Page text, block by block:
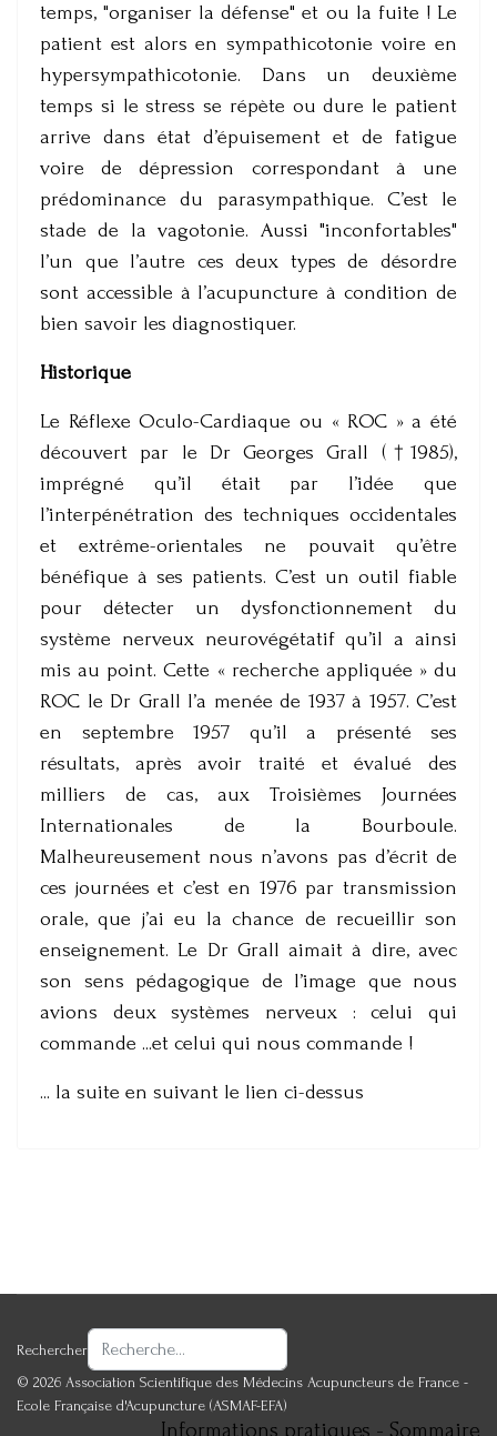
temps, "organiser la défense" et ou la fuite ! Le
patient est alors en sympathicotonie voire en
hypersympathicotonie. Dans un deuxième
temps si le stress se répète ou dure le patient
arrive dans état d’épuisement et de fatigue
voire de dépression correspondant à une
prédominance du parasympathique. C’est le
stade de la vagotonie. Aussi "inconfortables"
l’un que l’autre ces deux types de désordre
sont accessible à l’acupuncture à condition de
bien savoir les diagnostiquer.
Historique
Le Réflexe Oculo-Cardiaque ou « ROC » a été
découvert par le Dr Georges Grall (†1985),
imprégné qu’il était par l’idée que
l’interpénétration des techniques occidentales
et extrême-orientales ne pouvait qu’être
bénéfique à ses patients. C’est un outil fiable
pour détecter un dysfonctionnement du
système nerveux neurovégétatif qu’il a ainsi
mis au point. Cette « recherche appliquée » du
ROC le Dr Grall l’a menée de 1937 à 1957. C’est
en septembre 1957 qu’il a présenté ses
résultats, après avoir traité et évalué des
milliers de cas, aux Troisièmes Journées
Internationales de la Bourboule.
Malheureusement nous n’avons pas d’écrit de
ces journées et c’est en 1976 par transmission
orale, que j’ai eu la chance de recueillir son
enseignement. Le Dr Grall aimait à dire, avec
son sens pédagogique de l’image que nous
avions deux systèmes nerveux : celui qui
commande ...et celui qui nous commande !
... la suite en suivant le lien ci-dessus
Rechercher
© 2026 Association Scientifique des Médecins Acupuncteurs de France -
Ecole Française d'Acupuncture (ASMAF-EFA)
Informations pratiques - Sommaire